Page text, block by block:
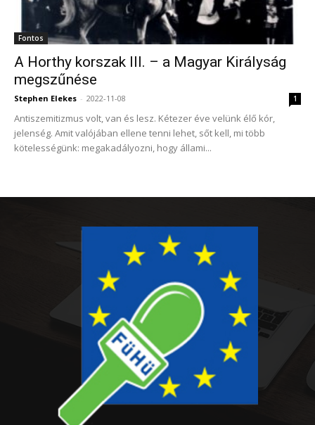
Fontos
A Horthy korszak III. – a Magyar Királyság
megszűnése
Stephen Elekes - 2022-11-08 1
Antiszemitizmus volt, van és lesz. Kétezer éve velünk élő kór,
jelenség. Amit valójában ellene tenni lehet, sőt kell, mi több
kötelességünk: megakadályozni, hogy állami...